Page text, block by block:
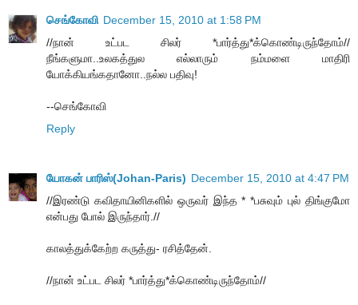
செங்கோவி December 15, 2010 at 1:58 PM
//நான் உட்பட சிலர் *பார்த்து*க்கொண்டிருந்தோம்//
நீங்களுமா..உலகத்துல எல்லாரும் நம்மளை மாதிரி
யோக்கியங்கதானோ..நல்ல பதிவு!
--செங்கோவி
Reply
யோகன் பாரிஸ்(Johan-Paris) December 15, 2010 at 4:47 PM
//இரண்டு கவிதாயினிகளில் ஒருவர் இந்த * *பசுவும் புல் திங்குமோ
என்பது போல் இருந்தார்.//
காலத்துக்கேற்ற கருத்து- ரசித்தேன்.
//நான் உட்பட சிலர் *பார்த்து*க்கொண்டிருந்தோம்//